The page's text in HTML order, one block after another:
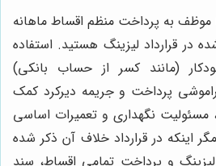
به پرداخت منظم اقساط ماهانه
قرارداد لیزینگ هستید. استفاده
(مانند کسر از حساب بانکی)
پرداخت و جریمه دیرکرد کمک
مسئولیت نگهداری و تعمیرات اساسی
اینکه در قرارداد خلاف آن ذکر شده
و پرداخت تمامی اقساط، سند